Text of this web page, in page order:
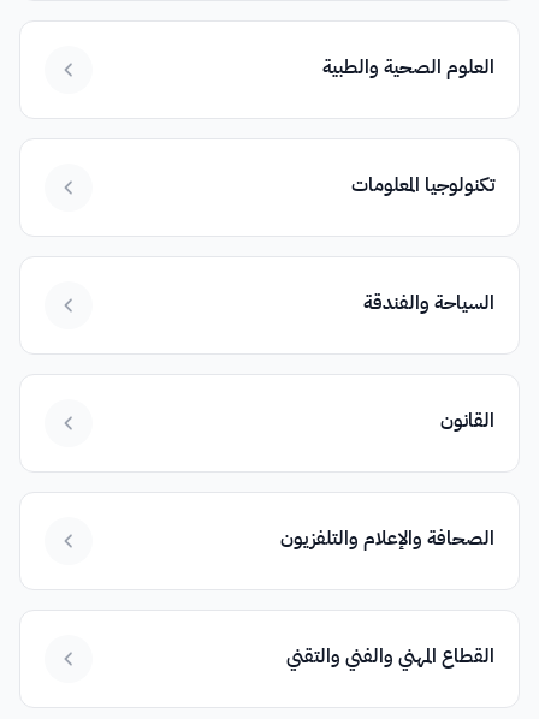
العلوم الصحية والطبية
تكنولوجيا المعلومات
السياحة والفندقة
القانون
الصحافة والإعلام والتلفزيون
القطاع المهني والفني والتقني